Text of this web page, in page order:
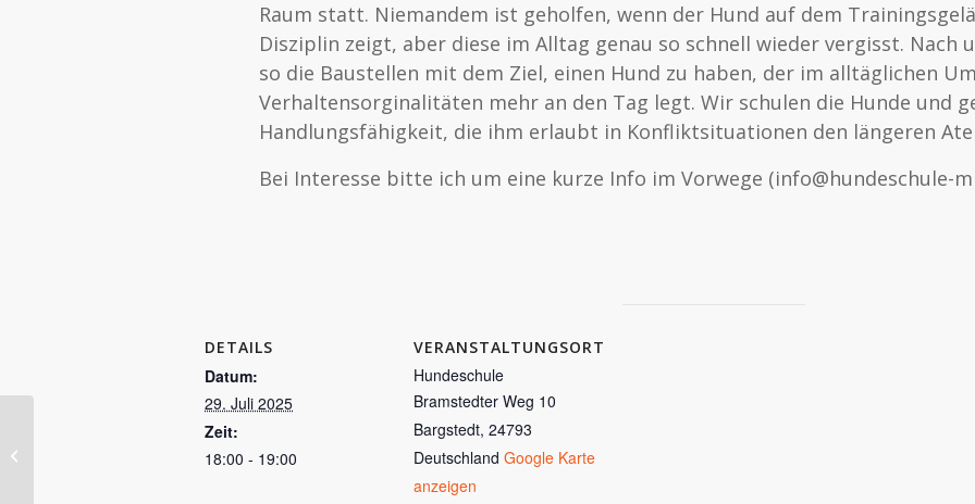
Raum statt. Niemandem ist geholfen, wenn der Hund auf dem
Disziplin zeigt, aber diese im Alltag genau so schnell wieder vergisst. Nach
so die Baustellen mit dem Ziel, einen Hund zu haben, der im alltäglichen
Verhaltensorginalitäten mehr an den Tag legt. Wir schulen die Hunde und
Handlungsfähigkeit, die ihm erlaubt in Konfliktsituationen den längeren
Bei Interesse bitte ich um eine kurze Info im Vorwege (info@hundeschule-
DETAILS
Datum:
29. Juli 2025
Zeit:
18:00 - 19:00
VERANSTALTUNGSORT
Hundeschule
Bramstedter Weg 10
Bargstedt, 24793
Deutschland Google Karte
anzeigen